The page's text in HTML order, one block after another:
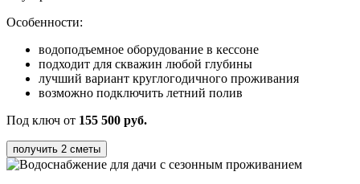
Особенности:
водоподъемное оборудование в кессоне
подходит для скважин любой глубины
лучший вариант круглогодичного проживания
возможно подключить летний полив
Под ключ от 155 500 руб.
получить 2 сметы